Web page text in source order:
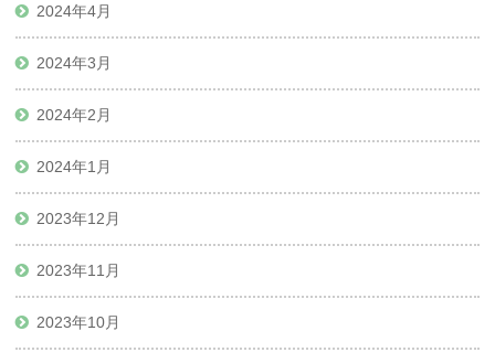
2024年4月
2024年3月
2024年2月
2024年1月
2023年12月
2023年11月
2023年10月